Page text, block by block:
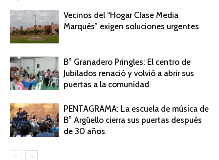
Vecinos del “Hogar Clase Media
Marqués” exigen soluciones urgentes
B° Granadero Pringles: El centro de
Jubilados renació y volvió a abrir sus
puertas a la comunidad
PENTAGRAMA: La escuela de música de
B° Argüello cierra sus puertas después
de 30 años